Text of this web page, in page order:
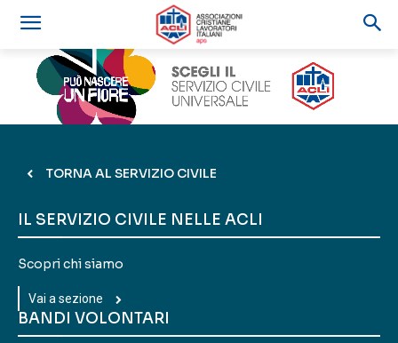
TORNA AL SERVIZIO CIVILE
IL SERVIZIO CIVILE NELLE ACLI
Scopri chi siamo
Vai a sezione
BANDI VOLONTARI